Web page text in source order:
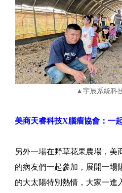
▲宇辰系統科
美商天睿科技X腦瘤協會：一
另外一場在野草花果農場，美
的病友們一起參加，展開一場
的大太陽特別熱情，大家一進